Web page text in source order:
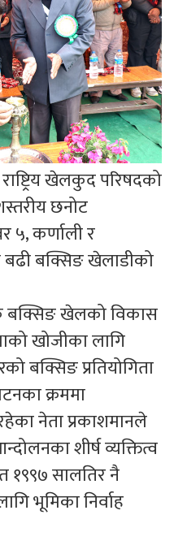
खेलकुद परिषदको
छनोट
५, कर्णाली र
बक्सिङ खेलाडीको
बक्सिङ खेलको विकास
खोजीका लागि
बक्सिङ प्रतियोगिता
क्रममा
नेता प्रकाशमानले
शीर्ष व्यक्तित्व
१९९७ सालतिर नै
भूमिका निर्वाह